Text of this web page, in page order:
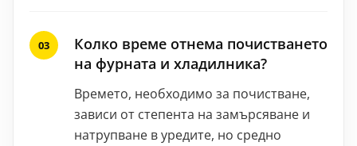
Колко време отнема почистването
на фурната и хладилника?
Времето, необходимо за почистване,
зависи от степента на замърсяване и
натрупване в уредите, но средно